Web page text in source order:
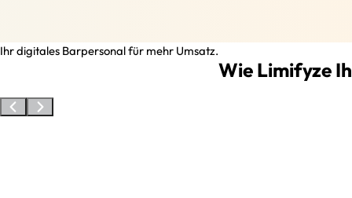
Wie Limifyze
Ihr digitales Barpersonal für mehr Umsatz.